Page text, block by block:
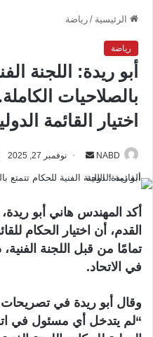
الرئيسية / رياضة
رياضة
أبو ريدة: اللجنة
بالصلاحيات
اختيار القائمة
NABD
ب
ي
إ
ل
نوفمبر 27, 2025
أكد المهندس هاني أبو
القدم، أن اختيار الحكام
تمامًا من قبل اللجنة
في الاتحاد.
وقال أبو ريدة في تصريحات
“لم يتدخل أي مسئول في